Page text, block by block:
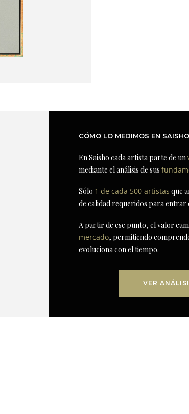
CÓMO LO MEDIMOS EN SAISHO
En Saisho cada artista parte de un
mediante el análisis de sus
Sólo 1 de cada 500 artistas que
de calidad requeridos para entrar
A partir de ese punto, el valor
mercado, permitiendo
evoluciona con el tiempo.
VER